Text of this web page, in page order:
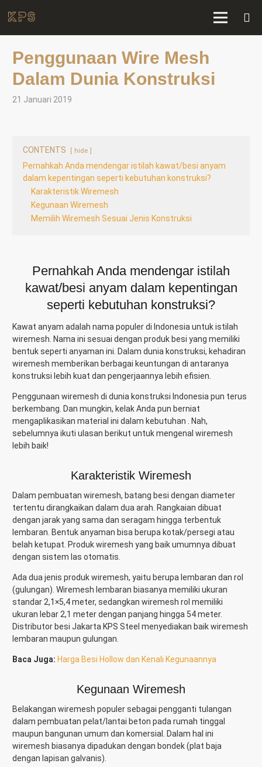
Penggunaan Wire Mesh
Dalam Dunia Konstruksi
21 Januari 2019
CONTENTS hide
Pernahkah Anda mendengar istilah kawat/besi anyam
dalam kepentingan seperti kebutuhan konstruksi?
Karakteristik Wiremesh
Kegunaan Wiremesh
Memilih Wiremesh Sesuai Jenis Konstruksi
Pernahkah Anda mendengar istilah
kawat/besi anyam dalam kepentingan
seperti kebutuhan konstruksi?
Kawat anyam adalah nama populer di Indonesia untuk istilah
wiremesh. Nama ini sesuai dengan produk besi yang memiliki
bentuk seperti anyaman ini. Dalam dunia konstruksi, kehadiran
wiremesh memberikan berbagai keuntungan di antaranya
konstruksi lebih kuat dan pengerjaannya lebih efisien.
Penggunaan wiremesh di dunia konstruksi Indonesia pun terus
berkembang. Dan mungkin, kelak Anda pun berniat
mengaplikasikan material ini dalam kebutuhan . Nah,
sebelumnya ikuti ulasan berikut untuk mengenal wiremesh
lebih baik!
Karakteristik Wiremesh
Dalam pembuatan wiremesh, batang besi dengan diameter
tertentu dirangkaikan dalam dua arah. Rangkaian dibuat
dengan jarak yang sama dan seragam hingga terbentuk
lembaran. Bentuk anyaman bisa berupa kotak/persegi atau
belah ketupat. Produk wiremesh yang baik umumnya dibuat
dengan sistem las otomatis.
Ada dua jenis produk wiremesh, yaitu berupa lembaran dan rol
(gulungan). Wiremesh lembaran biasanya memiliki ukuran
standar 2,1×5,4 meter, sedangkan wiremesh rol memiliki
ukuran lebar 2,1 meter dengan panjang hingga 54 meter.
Distributor besi Jakarta KPS Steel menyediakan baik wiremesh
lembaran maupun gulungan.
Baca Juga: Harga Besi Hollow dan Kenali Kegunaannya
Kegunaan Wiremesh
Belakangan wiremesh populer sebagai pengganti tulangan
dalam pembuatan pelat/lantai beton pada rumah tinggal
maupun bangunan umum dan komersial. Dalam hal ini
wiremesh biasanya dipadukan dengan bondek (plat baja
dengan lapisan galvanis).